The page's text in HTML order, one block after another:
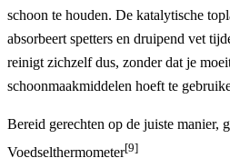
schoon te houden. De katalytische
absorbeert spetters en druipend vet
reinigt zichzelf dus, zonder dat je
schoonmaakmiddelen hoeft te
Bereid gerechten op de juiste manier,
Voedselthermometer[9]